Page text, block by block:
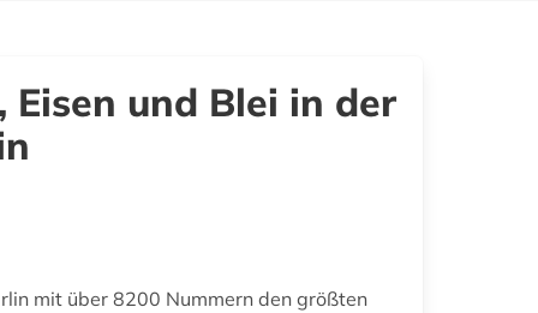
und Blei in der
mit über 8200 Nummern den größten